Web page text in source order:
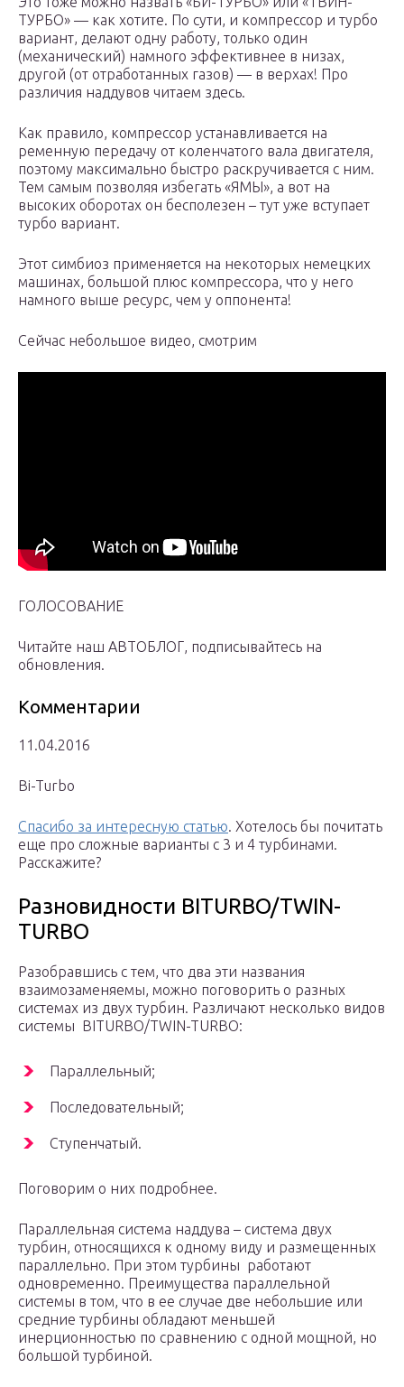
ТУРБО» — как хотите. По сути, и компрессор и турбо
вариант, делают одну работу, только один
(механический) намного эффективнее в низах,
другой (от отработанных газов) — в верхах! Про
различия наддувов читаем здесь.
Как правило, компрессор устанавливается на
ременную передачу от коленчатого вала двигателя,
поэтому максимально быстро раскручивается с ним.
Тем самым позволяя избегать «ЯМЫ», а вот на
высоких оборотах он бесполезен – тут уже вступает
турбо вариант.
Этот симбиоз применяется на некоторых немецких
машинах, большой плюс компрессора, что у него
намного выше ресурс, чем у оппонента!
Сейчас небольшое видео, смотрим
ГОЛОСОВАНИЕ
Читайте наш АВТОБЛОГ, подписывайтесь на
обновления.
Комментарии
11.04.2016
Bi-Turbo
Спасибо за интересную статью. Хотелось бы почитать
еще про сложные варианты с 3 и 4 турбинами.
Расскажите?
Разновидности BITURBO/TWIN-
TURBO
Разобравшись с тем, что два эти названия
взаимозаменяемы, можно поговорить о разных
системах из двух турбин. Различают несколько видов
системы BITURBO/TWIN-TURBO:
Параллельный;
Последовательный;
Ступенчатый.
Поговорим о них подробнее.
Параллельная система наддува – система двух
турбин, относящихся к одному виду и размещенных
параллельно. При этом турбины работают
одновременно. Преимущества параллельной
системы в том, что в ее случае две небольшие или
средние турбины обладают меньшей
инерционностью по сравнению с одной мощной, но
большой турбиной.